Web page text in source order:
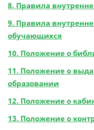
8. Правила
9. Правила
обучающихся
10. Положение о
11. Положение о
образовании
12. Положение о
13. Положение о